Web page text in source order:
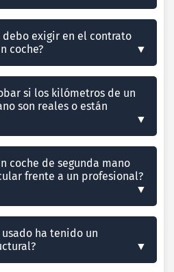
debo exigir en el contrato
coche?
si los kilómetros de un
son reales o están
coche de segunda mano
frente a un profesional?
usado ha tenido un